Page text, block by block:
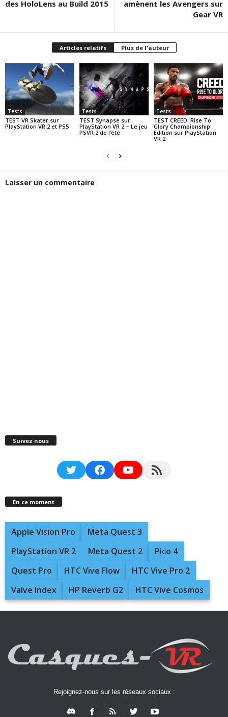
des HoloLens au Build 2015
amènent les Avengers sur
Gear VR
Articles relatifs Plus de l'auteur
Tests
TEST VR Skater sur
PlayStation VR 2 et PS5
Tests
TEST Synapse sur
PlayStation VR 2 – Le jeu
PSVR 2 de l’été
Tests
TEST CREED: Rise To
Glory Championship
Edition sur PlayStation
VR 2
Laisser un commentaire
Suivez nous
TwitterFacebookYouTubeRSS Feed
En ce moment
Apple Vision Pro
Meta Quest 3
PlayStation VR 2
Meta Quest 2
Pico 4
Quest Pro
HTC Vive Flow
HTC Vive Pro 2
Valve Index
HP Reverb G2 HTC Vive Cosmos
Rejoignez-nous sur les réseaux sociaux :